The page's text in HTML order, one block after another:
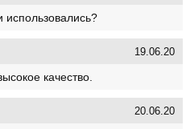
использовались?
19.06.20
качество.
20.06.20